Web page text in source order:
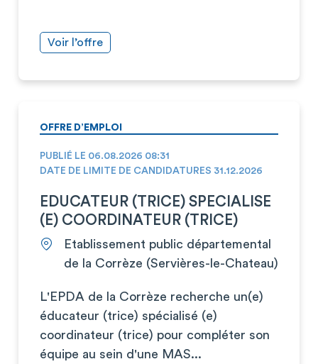
Voir l’offre
OFFRE D’EMPLOI
PUBLIÉ LE 06.08.2026 08:31
DATE DE LIMITE DE CANDIDATURES 31.12.2026
EDUCATEUR (TRICE) SPECIALISE
(E) COORDINATEUR (TRICE)
Etablissement public départemental
de la Corrèze (Servières-le-Chateau)
L'EPDA de la Corrèze recherche un(e)
éducateur (trice) spécialisé (e)
coordinateur (trice) pour compléter son
équipe au sein d'une MAS...